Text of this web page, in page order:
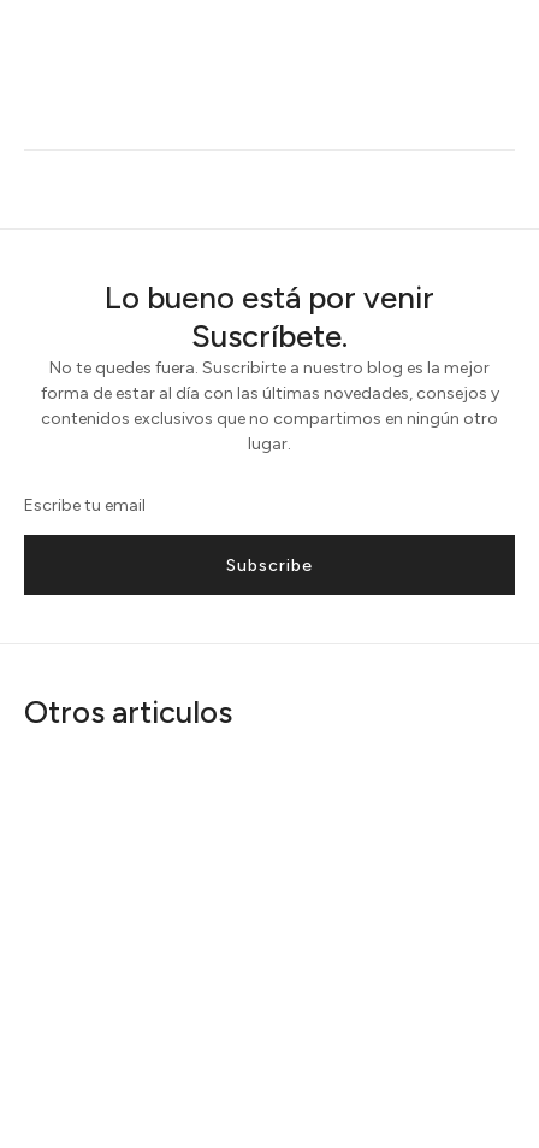
Lo bueno está por venir
Suscríbete.
No te quedes fuera. Suscribirte a nuestro blog es la mejor
forma de estar al día con las últimas novedades, consejos y
contenidos exclusivos que no compartimos en ningún otro
lugar.
Subscribe
Otros articulos